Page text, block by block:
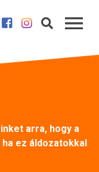
arra, hogy a
ez áldozatokkal